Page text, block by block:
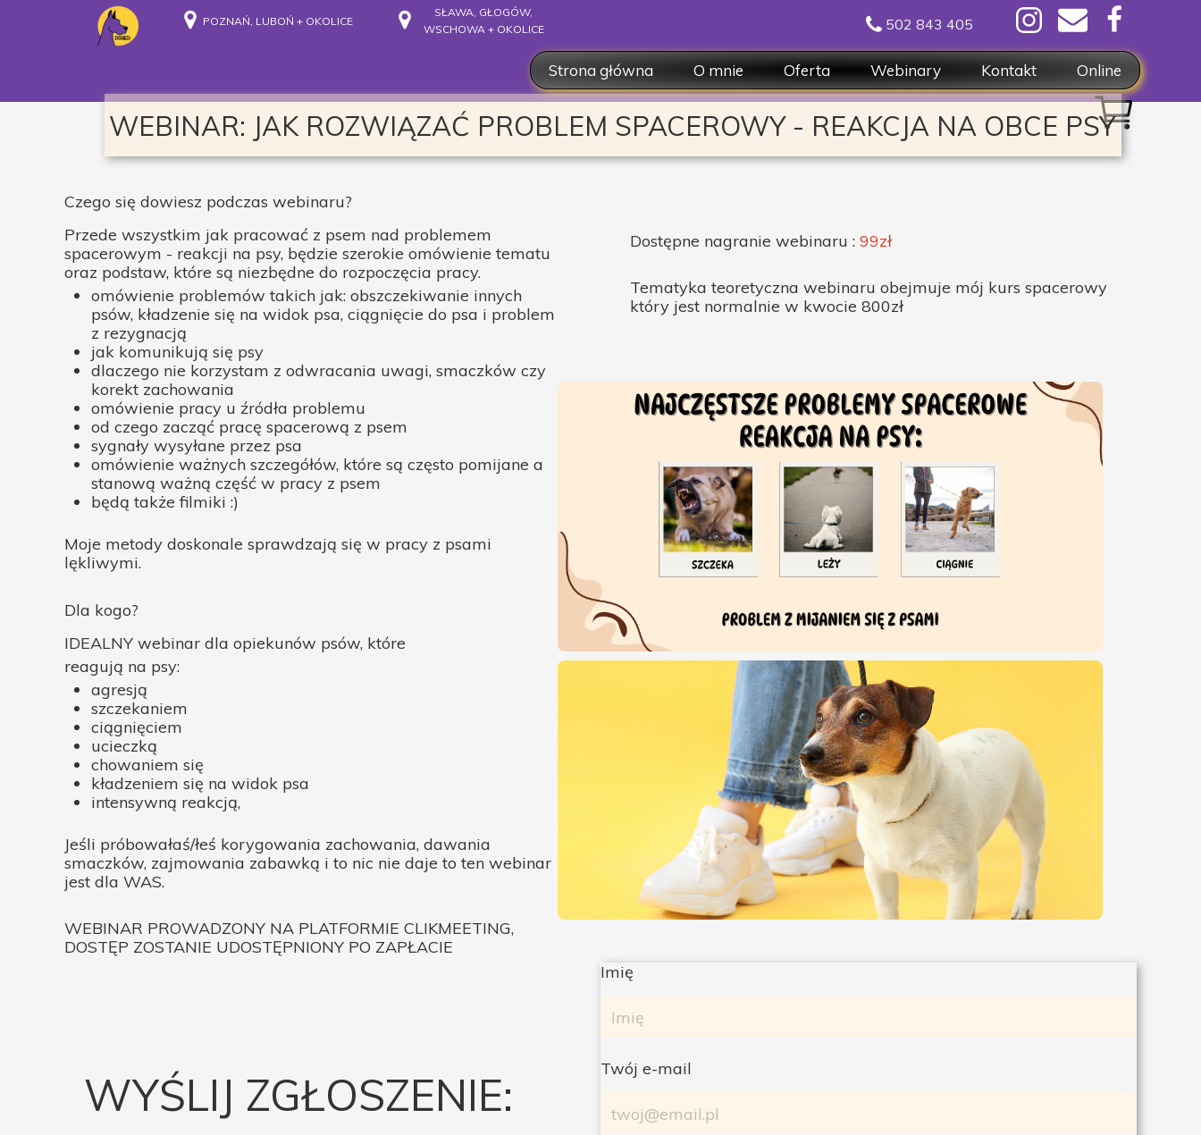
WEBINAR: JAK ROZWIĄZAĆ PROBLEM SPACEROWY - REAKCJA NA OBCE PSY
Czego się dowiesz podczas webinaru?
Przede wszystkim jak pracować z psem nad problemem
spacerowym - reakcji na psy, będzie szerokie omówienie tematu
oraz podstaw, które są niezbędne do rozpoczęcia pracy.
omówienie problemów takich jak: obszczekiwanie innych
psów, kładzenie się na widok psa, ciągnięcie do psa i problem
z rezygnacją
jak komunikują się psy
dlaczego nie korzystam z odwracania uwagi, smaczków czy
korekt zachowania
omówienie pracy u źródła problemu
od czego zacząć pracę spacerową z psem
sygnały wysyłane przez psa
omówienie ważnych szczegółów, które są często pomijane a
stanową ważną część w pracy z psem
będą także filmiki :)
Moje metody doskonale sprawdzają się w pracy z psami
lękliwymi.
Dla kogo?
Dostępne nagranie webinaru : 99zł
Tematyka teoretyczna webinaru obejmuje mój kurs spacerowy
który jest normalnie w kwocie 800zł
IDEALNY webinar dla opiekunów psów, które
reagują na psy:
agresją
szczekaniem
ciągnięciem
ucieczką
chowaniem się
kładzeniem się na widok psa
intensywną reakcją,
Jeśli próbowałaś/łeś korygowania zachowania, dawania
smaczków, zajmowania zabawką i to nic nie daje to ten webinar
jest dla WAS.
WEBINAR PROWADZONY NA PLATFORMIE CLIKMEETING,
DOSTĘP ZOSTANIE UDOSTĘPNIONY PO ZAPŁACIE
Imię
Twój e-mail
WYŚLIJ ZGŁOSZENIE:
Strona główna
O mnie
O mnie
Oferta
Konsultacje pojedyńcze
Kursy, pakiety spotkań
Webinary
Kontakt
Formularze
Online
SŁAWA, GŁOGÓW,
WSCHOWA + OKOLICE
POZNAŃ, LUBOŃ + OKOLICE 502 843 405